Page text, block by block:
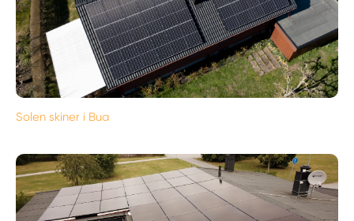
Solen skiner i Bua